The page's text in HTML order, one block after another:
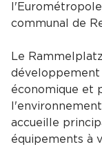
communal de
Le
développement
économique et
accueille
équipements à